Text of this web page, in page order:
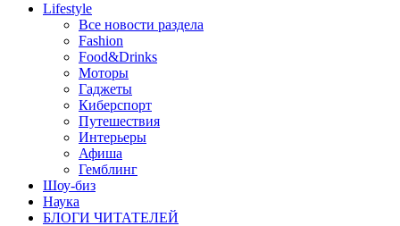
Lifestyle
Все новости раздела
Fashion
Food&Drinks
Моторы
Гаджеты
Киберспорт
Путешествия
Интерьеры
Афиша
Гемблинг
Шоу-биз
Наука
БЛОГИ ЧИТАТЕЛЕЙ